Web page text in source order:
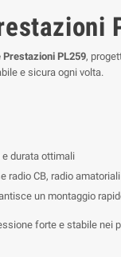
Prestazioni PL259,
e sicura ogni volta.
durata ottimali
radio CB, radio
un montaggio
forte e stabile